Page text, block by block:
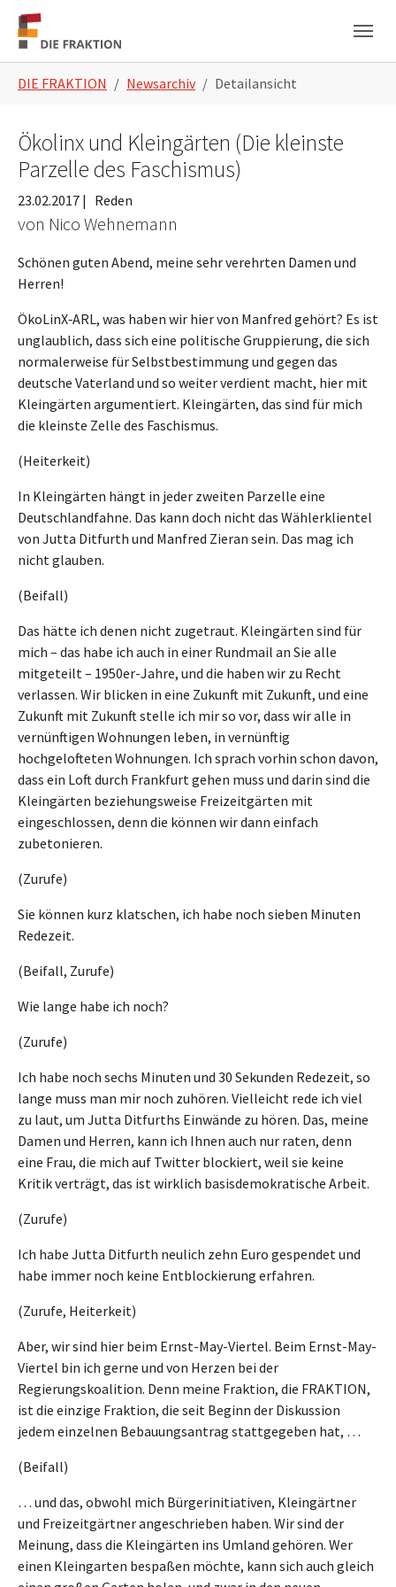
Zum Hauptinhalt springen
Skip to page footer
DIE FRAKTION Newsarchiv Detailansicht
Ökolinx und Kleingärten (Die kleinste
Parzelle des Faschismus)
23.02.2017 | Reden
von Nico Wehnemann
Schönen guten Abend, meine sehr verehrten Damen und
Herren!
ÖkoLinX‑ARL, was haben wir hier von Manfred gehört? Es ist
unglaublich, dass sich eine politische Gruppierung, die sich
normalerweise für Selbstbestimmung und gegen das
deutsche Vaterland und so weiter verdient macht, hier mit
Kleingärten argumentiert. Kleingärten, das sind für mich
die kleinste Zelle des Faschismus.
(Heiterkeit)
In Kleingärten hängt in jeder zweiten Parzelle eine
Deutschlandfahne. Das kann doch nicht das Wählerklientel
von Jutta Ditfurth und Manfred Zieran sein. Das mag ich
nicht glauben.
(Beifall)
Das hätte ich denen nicht zugetraut. Kleingärten sind für
mich – das habe ich auch in einer Rundmail an Sie alle
mitgeteilt – 1950er-Jahre, und die haben wir zu Recht
verlassen. Wir blicken in eine Zukunft mit Zukunft, und eine
Zukunft mit Zukunft stelle ich mir so vor, dass wir alle in
vernünftigen Wohnungen leben, in vernünftig
hochgelofteten Wohnungen. Ich sprach vorhin schon davon,
dass ein Loft durch Frankfurt gehen muss und darin sind die
Kleingärten beziehungsweise Freizeitgärten mit
eingeschlossen, denn die können wir dann einfach
zubetonieren.
(Zurufe)
Sie können kurz klatschen, ich habe noch sieben Minuten
Redezeit.
(Beifall, Zurufe)
Wie lange habe ich noch?
(Zurufe)
Ich habe noch sechs Minuten und 30 Sekunden Redezeit, so
lange muss man mir noch zuhören. Vielleicht rede ich viel
zu laut, um Jutta Ditfurths Einwände zu hören. Das, meine
Damen und Herren, kann ich Ihnen auch nur raten, denn
eine Frau, die mich auf Twitter blockiert, weil sie keine
Kritik verträgt, das ist wirklich basisdemokratische Arbeit.
(Zurufe)
Ich habe Jutta Ditfurth neulich zehn Euro gespendet und
habe immer noch keine Entblockierung erfahren.
(Zurufe, Heiterkeit)
Aber, wir sind hier beim Ernst-May-Viertel. Beim Ernst-May-
Viertel bin ich gerne und von Herzen bei der
Regierungskoalition. Denn meine Fraktion, die FRAKTION,
ist die einzige Fraktion, die seit Beginn der Diskussion
jedem einzelnen Bebauungsantrag stattgegeben hat, …
(Beifall)
… und das, obwohl mich Bürgerinitiativen, Kleingärtner
und Freizeitgärtner angeschrieben haben. Wir sind der
Meinung, dass die Kleingärten ins Umland gehören. Wer
einen Kleingarten bespaßen möchte, kann sich auch gleich